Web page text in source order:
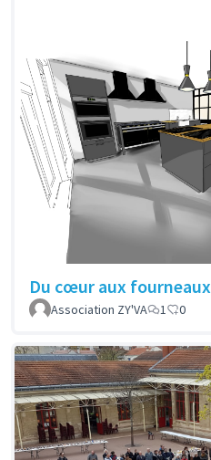
Du cœur aux fourneaux
Association ZY'VA
1 0